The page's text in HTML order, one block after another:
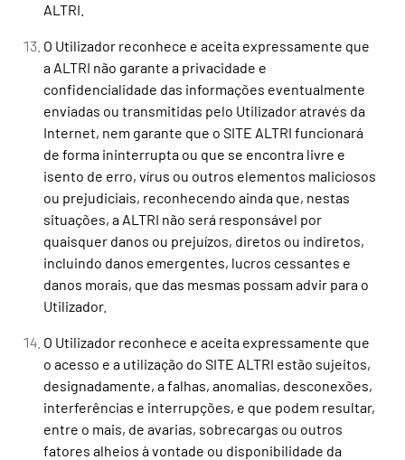
ALTRI.
O Utilizador reconhece e aceita expressamente que
a ALTRI não garante a privacidade e
confidencialidade das informações eventualmente
enviadas ou transmitidas pelo Utilizador através da
Internet, nem garante que o SITE ALTRI funcionará
de forma ininterrupta ou que se encontra livre e
isento de erro, vírus ou outros elementos maliciosos
ou prejudiciais, reconhecendo ainda que, nestas
situações, a ALTRI não será responsável por
quaisquer danos ou prejuízos, diretos ou indiretos,
incluindo danos emergentes, lucros cessantes e
danos morais, que das mesmas possam advir para o
Utilizador.
O Utilizador reconhece e aceita expressamente que
o acesso e a utilização do SITE ALTRI estão sujeitos,
designadamente, a falhas, anomalias, desconexões,
interferências e interrupções, e que podem resultar,
entre o mais, de avarias, sobrecargas ou outros
fatores alheios à vontade ou disponibilidade da